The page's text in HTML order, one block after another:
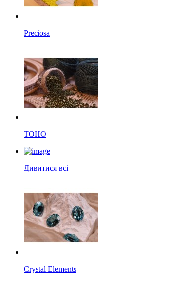
Preciosa
TOHO
Дивитися всі
Crystal Elements